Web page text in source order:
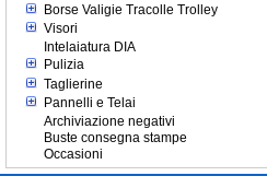
Borse Valigie Tracolle Trolley
Visori
Intelaiatura DIA
Pulizia
Taglierine
Pannelli e Telai
Archiviazione negativi
Buste consegna stampe
Occasioni